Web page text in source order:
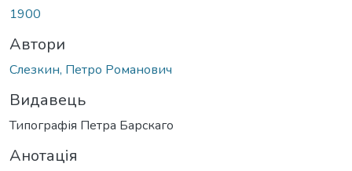
1900
Автори
Слезкин, Петро Романович
Видавець
Типографія Петра Барскаго
Анотація